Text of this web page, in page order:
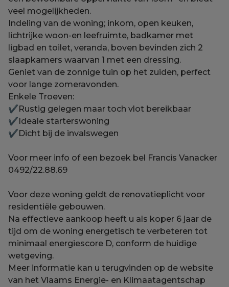
veel mogelijkheden.
Indeling van de woning; inkom, open keuken,
lichtrijke woon-en leefruimte, badkamer met
ligbad en toilet, veranda, boven bevinden zich 2
slaapkamers waarvan 1 met een dressing.
Geniet van de zonnige tuin op het zuiden, perfect
voor lange zomeravonden.
Enkele Troeven:
✔Rustig gelegen maar toch vlot bereikbaar
✔Ideale starterswoning
✔Dicht bij de invalswegen
Voor meer info of een bezoek bel Francis Vanacker
0492/22.88.69
Voor deze woning geldt de renovatieplicht voor
residentiële gebouwen.
Na effectieve aankoop heeft u als koper 6 jaar de
tijd om de woning energetisch te verbeteren tot
minimaal energiescore D, conform de huidige
wetgeving.
Meer informatie kan u terugvinden op de website
van het Vlaams Energie- en Klimaatagentschap